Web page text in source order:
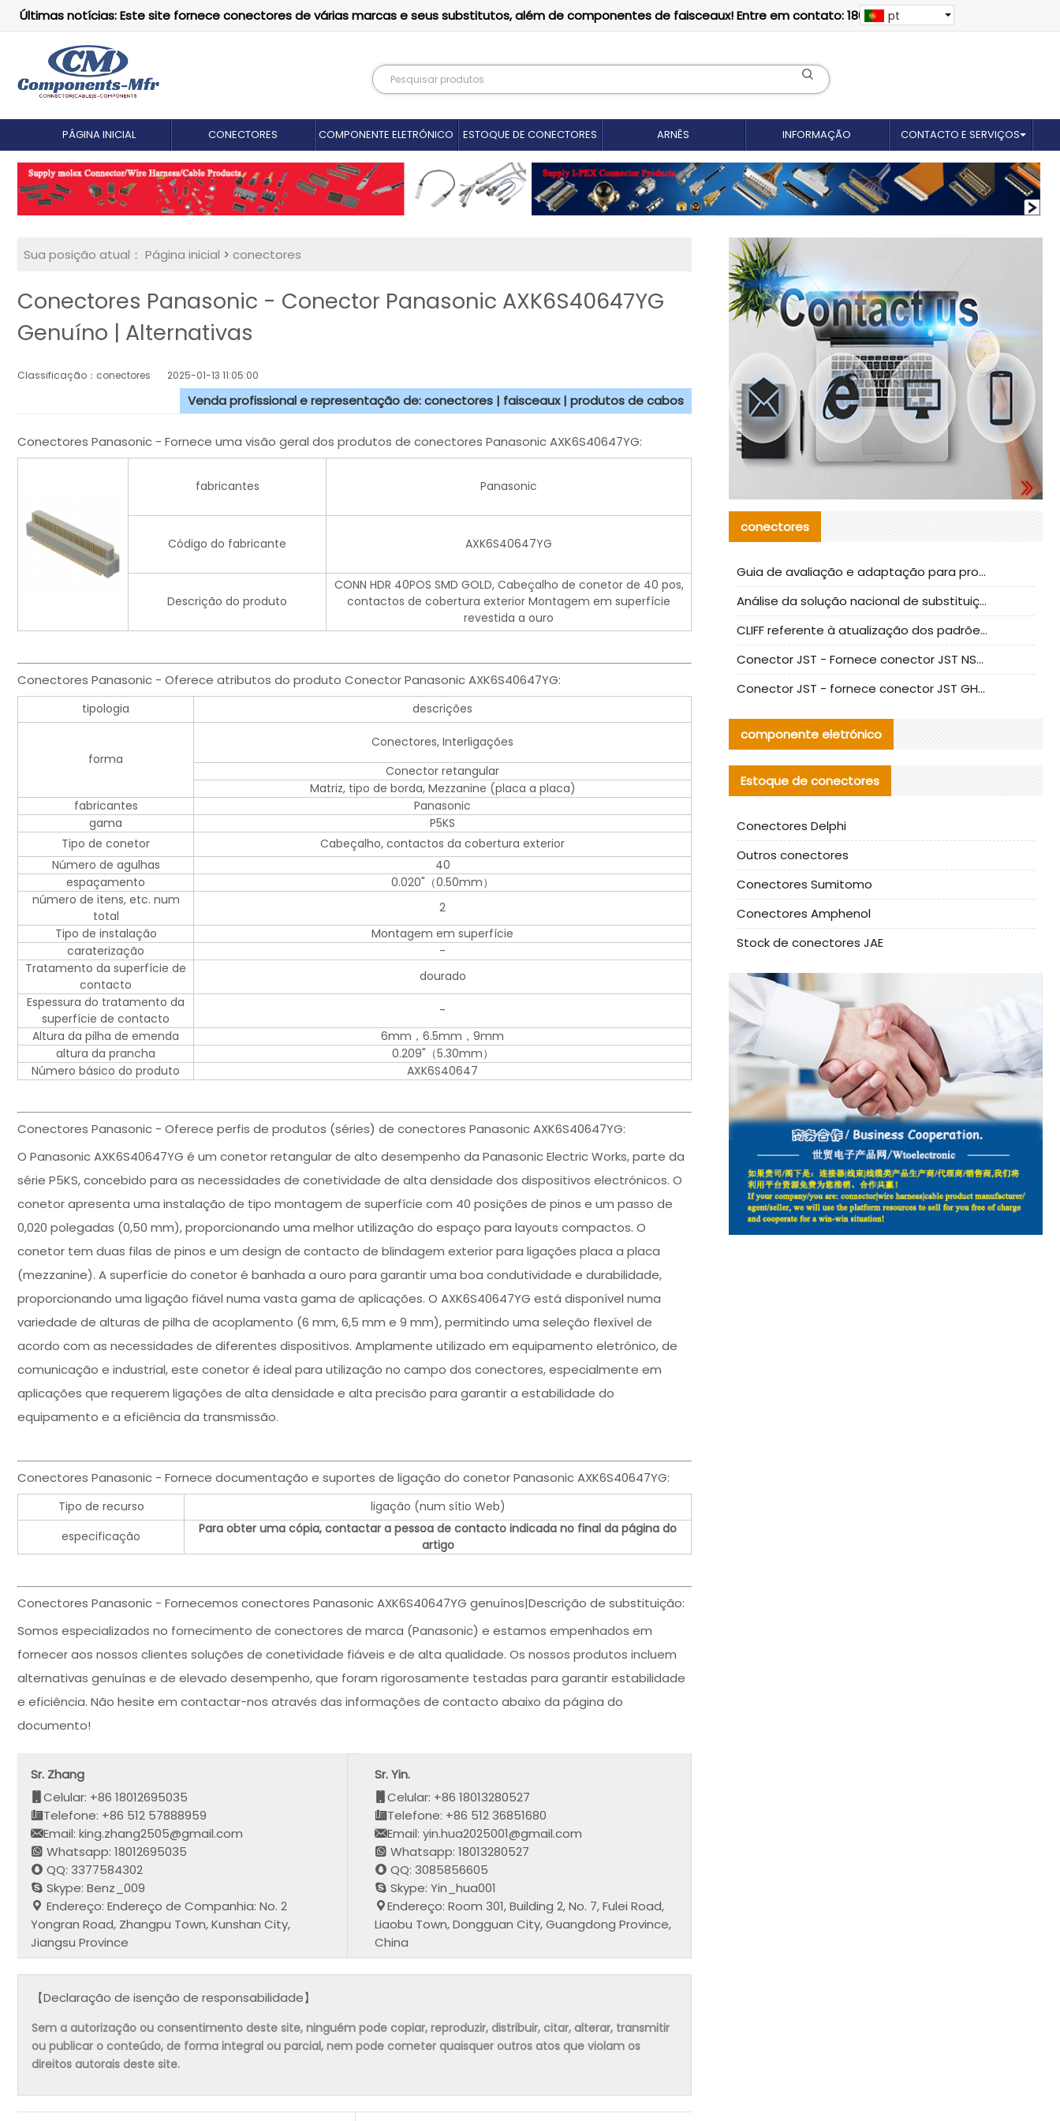
Últimas notícias: Este site fornece conectores de várias marcas e seus substitutos, além de componentes de faisceaux! Entre em contato: 18012695035
pt
PÁGINA INICIAL CONECTORES COMPONENTE ELETRÓNICO ESTOQUE DE CONECTORES ARNÊS INFORMAÇÃO CONTACTO E SERVIÇOS
Sua posição atual： Página inicial > conectores
Conectores Panasonic - Conector Panasonic AXK6S40647YG
Genuíno | Alternativas
Classificação：conectores 2025-01-13 11:05:00
Venda profissional e representação de: conectores | faisceaux | produtos de cabos
Conectores Panasonic - Fornece uma visão geral dos produtos de conectores Panasonic AXK6S40647YG:
fabricantes Panasonic
Código do fabricante AXK6S40647YG
Descrição do produto
CONN HDR 40POS SMD GOLD, Cabeçalho de conetor de 40 pos,
contactos de cobertura exterior Montagem em superfície
revestida a ouro
Conectores Panasonic - Oferece atributos do produto Conector Panasonic AXK6S40647YG:
tipologia descrições
forma
Conectores, Interligações
Conector retangular
Matriz, tipo de borda, Mezzanine (placa a placa)
fabricantes
Panasonic
gama
P5KS
Tipo de conetor
Cabeçalho, contactos da cobertura exterior
Número de agulhas
40
espaçamento
0.020"（0.50mm）
número de itens, etc. num
total
2
Tipo de instalação
Montagem em superfície
caraterização
-
Tratamento da superfície de
contacto
dourado
Espessura do tratamento da
superfície de contacto
-
Altura da pilha de emenda
6mm，6.5mm，9mm
altura da prancha
0.209"（5.30mm）
Número básico do produto
AXK6S40647
Conectores Panasonic - Oferece perfis de produtos (séries) de conectores Panasonic AXK6S40647YG:
O Panasonic AXK6S40647YG é um conetor retangular de alto desempenho da Panasonic Electric Works, parte da
série P5KS, concebido para as necessidades de conetividade de alta densidade dos dispositivos electrónicos. O
conetor apresenta uma instalação de tipo montagem de superfície com 40 posições de pinos e um passo de
0,020 polegadas (0,50 mm), proporcionando uma melhor utilização do espaço para layouts compactos. O
conetor tem duas filas de pinos e um design de contacto de blindagem exterior para ligações placa a placa
(mezzanine). A superfície do conetor é banhada a ouro para garantir uma boa condutividade e durabilidade,
proporcionando uma ligação fiável numa vasta gama de aplicações. O AXK6S40647YG está disponível numa
variedade de alturas de pilha de acoplamento (6 mm, 6,5 mm e 9 mm), permitindo uma seleção flexível de
acordo com as necessidades de diferentes dispositivos. Amplamente utilizado em equipamento eletrónico, de
comunicação e industrial, este conetor é ideal para utilização no campo dos conectores, especialmente em
aplicações que requerem ligações de alta densidade e alta precisão para garantir a estabilidade do
equipamento e a eficiência da transmissão.
Conectores Panasonic - Fornece documentação e suportes de ligação do conetor Panasonic AXK6S40647YG:
Tipo de recurso
ligação (num sítio Web)
especificação
Para obter uma cópia, contactar a pessoa de contacto indicada no final da página do
artigo
Conectores Panasonic - Fornecemos conectores Panasonic AXK6S40647YG genuínos|Descrição de substituição:
Somos especializados no fornecimento de conectores de marca (Panasonic) e estamos empenhados em
fornecer aos nossos clientes soluções de conetividade fiáveis e de alta qualidade. Os nossos produtos incluem
alternativas genuínas e de elevado desempenho, que foram rigorosamente testadas para garantir estabilidade
e eficiência. Não hesite em contactar-nos através das informações de contacto abaixo da página do
documento!
Sr. Zhang
Celular: +86 18012695035
Telefone: +86 512 57888959
Email: king.zhang2505@gmail.com
Whatsapp: 18012695035
QQ: 3377584302
Skype: Benz_009
Endereço: Endereço de Companhia: No. 2
Yongran Road, Zhangpu Town, Kunshan City,
Jiangsu Province
Sr. Yin.
Celular: +86 18013280527
Telefone: +86 512 36851680
Email: yin.hua2025001@gmail.com
Whatsapp: 18013280527
QQ: 3085856605
Skype: Yin_hua001
Endereço: Room 301, Building 2, No. 7, Fulei Road,
Liaobu Town, Dongguan City, Guangdong Province,
China
【Declaração de isenção de responsabilidade】
Sem a autorização ou consentimento deste site, ninguém pode copiar, reproduzir, distribuir, citar, alterar, transmitir
ou publicar o conteúdo, de forma integral ou parcial, nem pode cometer quaisquer outros atos que violam os
direitos autorais deste site.
conectores
Guia de avaliação e adaptação para produção em massa de componentes de cabos nacionais CNC Tech
Análise da solução nacional de substituição da linha de alta frequência I-PEX
CLIFF referente à atualização dos padrões de teste de conectores nacionais
Conector JST - Fornece conector JST NSHR-02V-S original | substituto
Conector JST - fornece conector JST GHR-09V-S autêntico | substituto
componente eletrónico
Estoque de conectores
Conectores Delphi
Outros conectores
Conectores Sumitomo
Conectores Amphenol
Stock de conectores JAE